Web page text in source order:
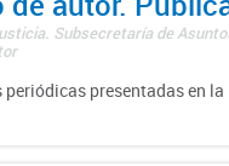
Subsecretaría de
presentadas en